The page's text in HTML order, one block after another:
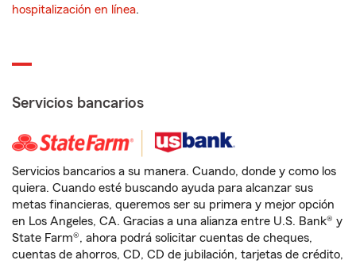
hospitalización en línea.
Servicios bancarios
Servicios bancarios a su manera. Cuando, donde y como los
quiera. Cuando esté buscando ayuda para alcanzar sus
metas financieras, queremos ser su primera y mejor opción
en Los Angeles, CA. Gracias a una alianza entre U.S. Bank® y
State Farm®, ahora podrá solicitar cuentas de cheques,
cuentas de ahorros, CD, CD de jubilación, tarjetas de crédito,